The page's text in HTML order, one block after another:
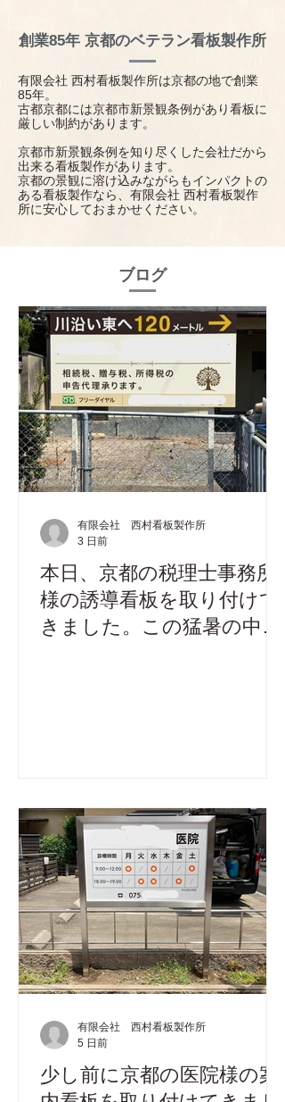
​創業85年 京都のベテラン看板製作所
有限会社西村看板製作所は京都の地で創業
85年。
古都京都には京都市新景観条例があり看板に
厳しい制約があります。
京都市新景観条例を知り尽くした会社だから
出来る看板製作があります。
京都の景観に溶け込みながらもインパクトの
ある看板製作なら、有限会社西村看板製作
所に安心しておまかせください。
ブログ
本日、京都の税理士事務所
様の誘導看板を取り付けて
きました。この猛暑の中、
有限会社 西村看板製作所
3 日前
少し前に京都の医院様の案
有限会社 西村看板製作所
5 日前